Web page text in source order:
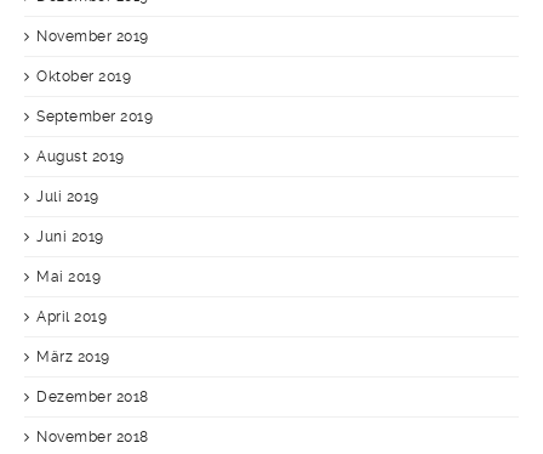
November 2019
Oktober 2019
September 2019
August 2019
Juli 2019
Juni 2019
Mai 2019
April 2019
März 2019
Dezember 2018
November 2018